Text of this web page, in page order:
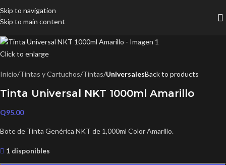
Skip to navigation
Skip to main content
Click to enlarge
Inicio Tintas y Cartuchos Tintas UniversalesBack to products
Tinta Universal NKT 1000ml Amarillo
Q95.00
Bote de Tinta Genérica NKT de 1,000ml Color Amarillo.
1 disponibles